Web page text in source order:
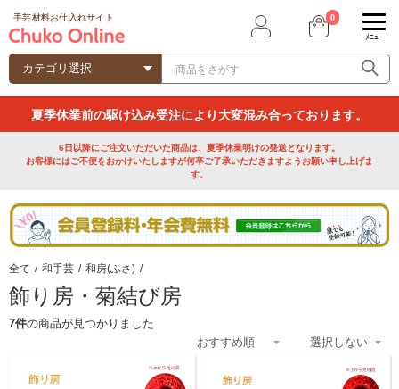
手芸材料お仕入れサイト 0
ﾒﾆｭｰ
夏季休業前の駆け込み受注により大変混み合っております。
6日以降にご注文いただいた商品は、夏季休業明けの発送となります。
お客様にはご不便をおかけいたしますが何卒ご了承いただきますようお願い申し上げま
す。
全て / 和手芸 / 和房(ふさ) /
飾り房・菊結び房
7件の商品が見つかりました